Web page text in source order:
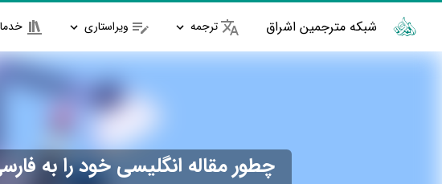
شبکه مترجمین اشراق ترجمه ویراستاری
چطور مقاله انگلیسی خود را به